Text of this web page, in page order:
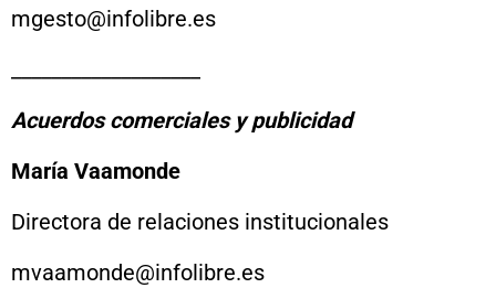
mgesto@infolibre.es
Acuerdos comerciales y publicidad
María Vaamonde
Directora de relaciones institucionales
mvaamonde@infolibre.es